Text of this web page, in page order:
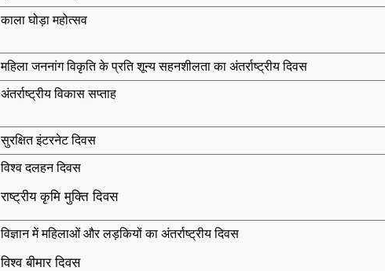
काला घोड़ा महोत्सव
महिला जननांग विकृति के प्रति शून्य सहनशीलता का अंतर्राष्ट्रीय दिवस
अंतर्राष्ट्रीय विकास सप्ताह
सुरक्षित इंटरनेट दिवस
विश्व दलहन दिवस
राष्ट्रीय कृमि मुक्ति दिवस
विज्ञान में महिलाओं और लड़कियों का अंतर्राष्ट्रीय दिवस
विश्व बीमार दिवस